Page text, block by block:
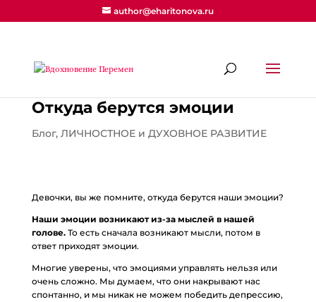
author@eharitonova.ru
Откуда берутся эмоции
Блог, ЛИЧНОСТНОЕ и ДУХОВНОЕ РАЗВИТИЕ
Девочки, вы же помните, откуда берутся наши эмоции?
Наши эмоции возникают из-за мыслей в нашей
голове. То есть сначала возникают мысли, потом в
ответ приходят эмоции.
Многие уверены, что эмоциями управлять нельзя или
очень сложно. Мы думаем, что они накрывают нас
спонтанно, и мы никак не можем победить депрессию,